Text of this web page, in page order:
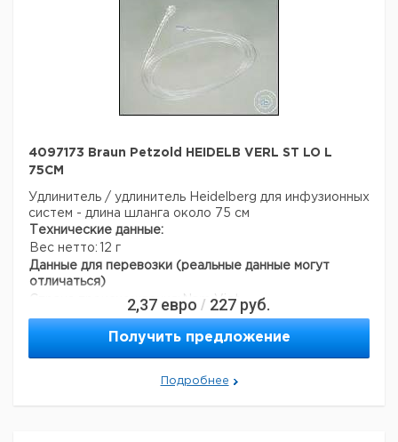
4097173 Braun Petzold HEIDELB VERL ST LO L
75CM
Удлинитель / удлинитель Heidelberg для инфузионных
систем - длина шланга около 75 см
Технические данные:
Вес нетто:
12 г
Данные для перевозки (реальные данные могут
отличаться)
Страна происхождения:Nam Viet
Страна происхождения:Гессе
12 г
2,37 евро / 227 руб.
Получить предложение
Подробнее